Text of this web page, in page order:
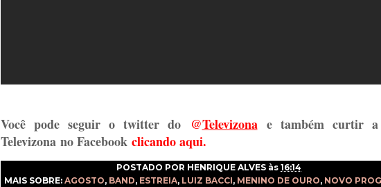
Você pode seguir o twitter do @Televizona e também curtir
Televizona no Facebook clicando aqui.
POSTADO POR HENRIQUE ALVES às 16:14
MAIS SOBRE: AGOSTO, BAND, ESTREIA, LUIZ BACCI, MENINO DE OURO, NOVO